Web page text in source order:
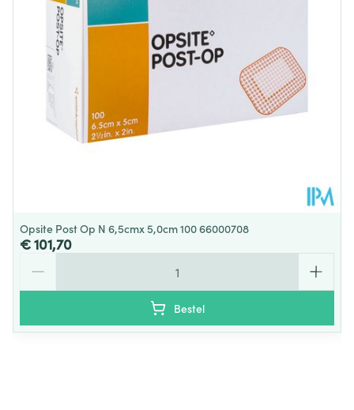
Behoud Kamertemperatuur (15°C - 25°C)
Opsite Post Op N 6,5cmx 5,0cm 100 66000708
€ 101,70
Bestel